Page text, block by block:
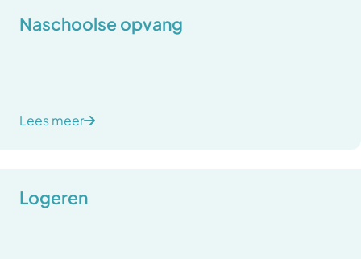
Naschoolse opvang
Lees meer
Logeren